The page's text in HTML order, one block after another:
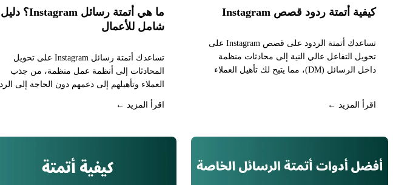
كيفية أتمتة ردود قصص Instagram
تساعدك أتمتة الردود على قصص Instagram على
تحويل التفاعل عالي النية إلى محادثات منظمة
داخل الرسائل (DM)، مما يتيح لك تأهيل العملاء
اقرأ المزيد ←
ما هي أتمتة رسائل Instagram؟ دليل
شامل للأعمال
تساعدك أتمتة رسائل Instagram على تحويل
المحادثات إلى أنظمة عمل منظمة، من جذب
العملاء وتأهيلهم إلى دعمهم دون الحاجة إلى الرد
اليدوي في كل مرة.
اقرأ المزيد ←